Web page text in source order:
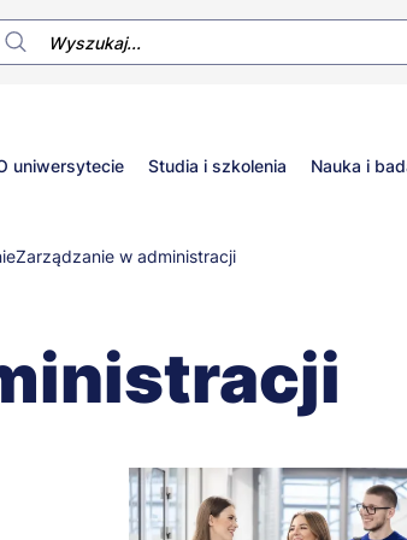
uniwersytecie Studia i szkolenia Nauka i
Zarządzanie w administracji